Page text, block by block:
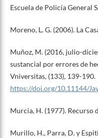
Escuela de Policía General
Moreno, L. G. (2006). La
Muñoz, M. (2016, julio-
sustancial por errores de
Vniversitas, (133), 139-190.
https://doi.org/10.11144/
Murcia, H. (1977). Recurso
Murillo, H., Parra, D. y